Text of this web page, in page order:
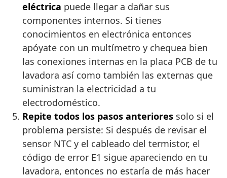
eléctrica puede llegar a dañar sus
componentes internos. Si tienes
conocimientos en electrónica entonces
apóyate con un multímetro y chequea bien
las conexiones internas en la placa PCB de tu
lavadora así como también las externas que
suministran la electricidad a tu
electrodoméstico.
Repite todos los pasos anteriores solo si el
problema persiste: Si después de revisar el
sensor NTC y el cableado del termistor, el
código de error E1 sigue apareciendo en tu
lavadora, entonces no estaría de más hacer